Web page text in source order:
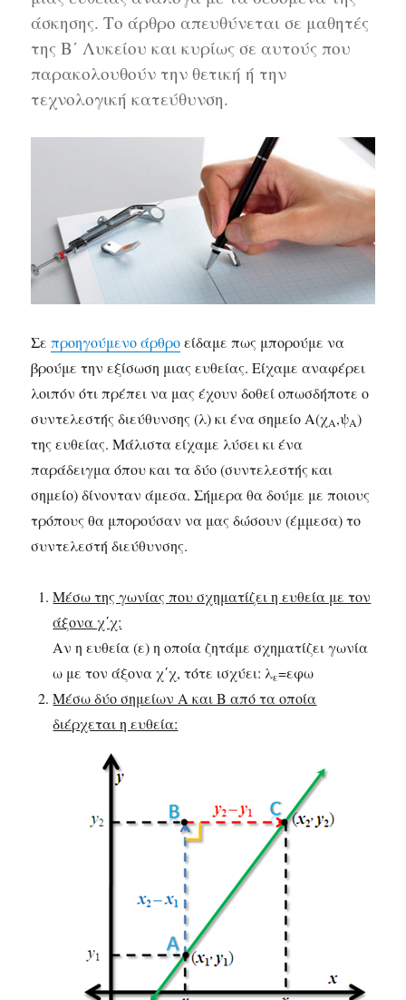
άσκησης. Το άρθρο απευθύνεται σε μαθητές
της Β΄ Λυκείου και κυρίως σε αυτούς που
παρακολουθούν την θετική ή την
τεχνολογική κατεύθυνση.
Σεπροηγούμενο άρθροείδαμε πως μπορούμε να
βρούμε την εξίσωση μιας ευθείας. Είχαμε αναφέρει
λοιπόν ότι πρέπει να μας έχουν δοθεί οπωσδήποτε ο
συντελεστής διεύθυνσης (λ) κι ένα σημείο Α(χΑ,ψΑ)
της ευθείας. Μάλιστα είχαμε λύσει κι ένα
παράδειγμα όπου και τα δύο (συντελεστής και
σημείο) δίνονταν άμεσα. Σήμερα θα δούμε με ποιους
τρόπους θα μπορούσαν να μας δώσουν (έμμεσα) το
συντελεστή διεύθυνσης.
Μέσω της γωνίας που σχηματίζει η ευθεία με τον
άξονα χ΄χ:
Αν η ευθεία (ε) η οποία ζητάμε σχηματίζει γωνία
ω με τον άξονα χ΄χ, τότε ισχύει: λε=εφω
Μέσω δύο σημείων Α και Β από τα οποία
διέρχεται η ευθεία: